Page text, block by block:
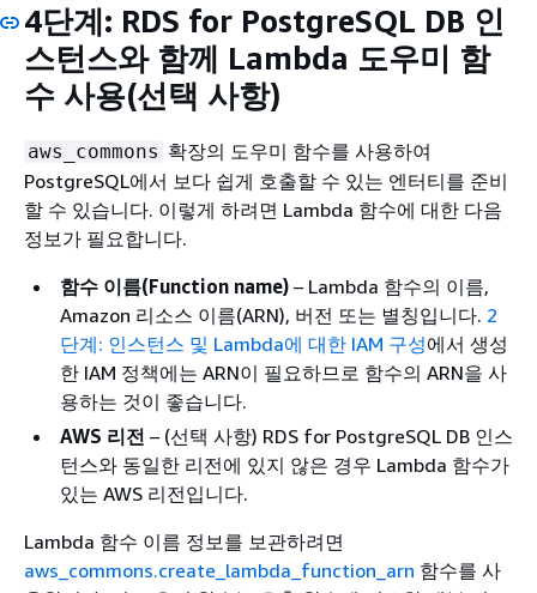
4단계: RDS for PostgreSQL DB 인
스턴스와 함께 Lambda 도우미 함
수 사용(선택 사항)
aws_commons 확장의 도우미 함수를 사용하여
PostgreSQL에서 보다 쉽게 호출할 수 있는 엔터티를 준비
할 수 있습니다. 이렇게 하려면 Lambda 함수에 대한 다음
정보가 필요합니다.
함수 이름(Function name) – Lambda 함수의 이름,
Amazon 리소스 이름(ARN), 버전 또는 별칭입니다. 2
단계: 인스턴스 및 Lambda에 대한 IAM 구성에서 생성
한 IAM 정책에는 ARN이 필요하므로 함수의 ARN을 사
용하는 것이 좋습니다.
AWS 리전 – (선택 사항) RDS for PostgreSQL DB 인스
턴스와 동일한 리전에 있지 않은 경우 Lambda 함수가
있는 AWS 리전입니다.
Lambda 함수 이름 정보를 보관하려면
aws_commons.create_lambda_function_arn 함수를 사